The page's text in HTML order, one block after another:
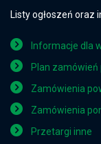
Listy ogłoszeń oraz
Informacje dla
Plan zamówień
Zamówienia
Zamówienia
Przetargi inne